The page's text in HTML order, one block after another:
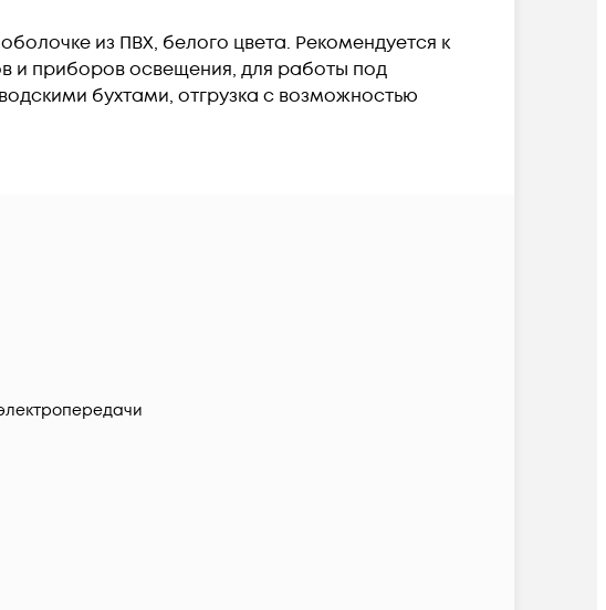
из ПВХ, белого цвета. Рекомендуется к
и приборов освещения, для работы под
бухтами, отгрузка с возможностью